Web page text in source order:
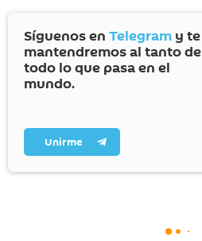
Síguenos en Telegram y te
mantendremos al tanto de
todo lo que pasa en el
mundo.
Unirme